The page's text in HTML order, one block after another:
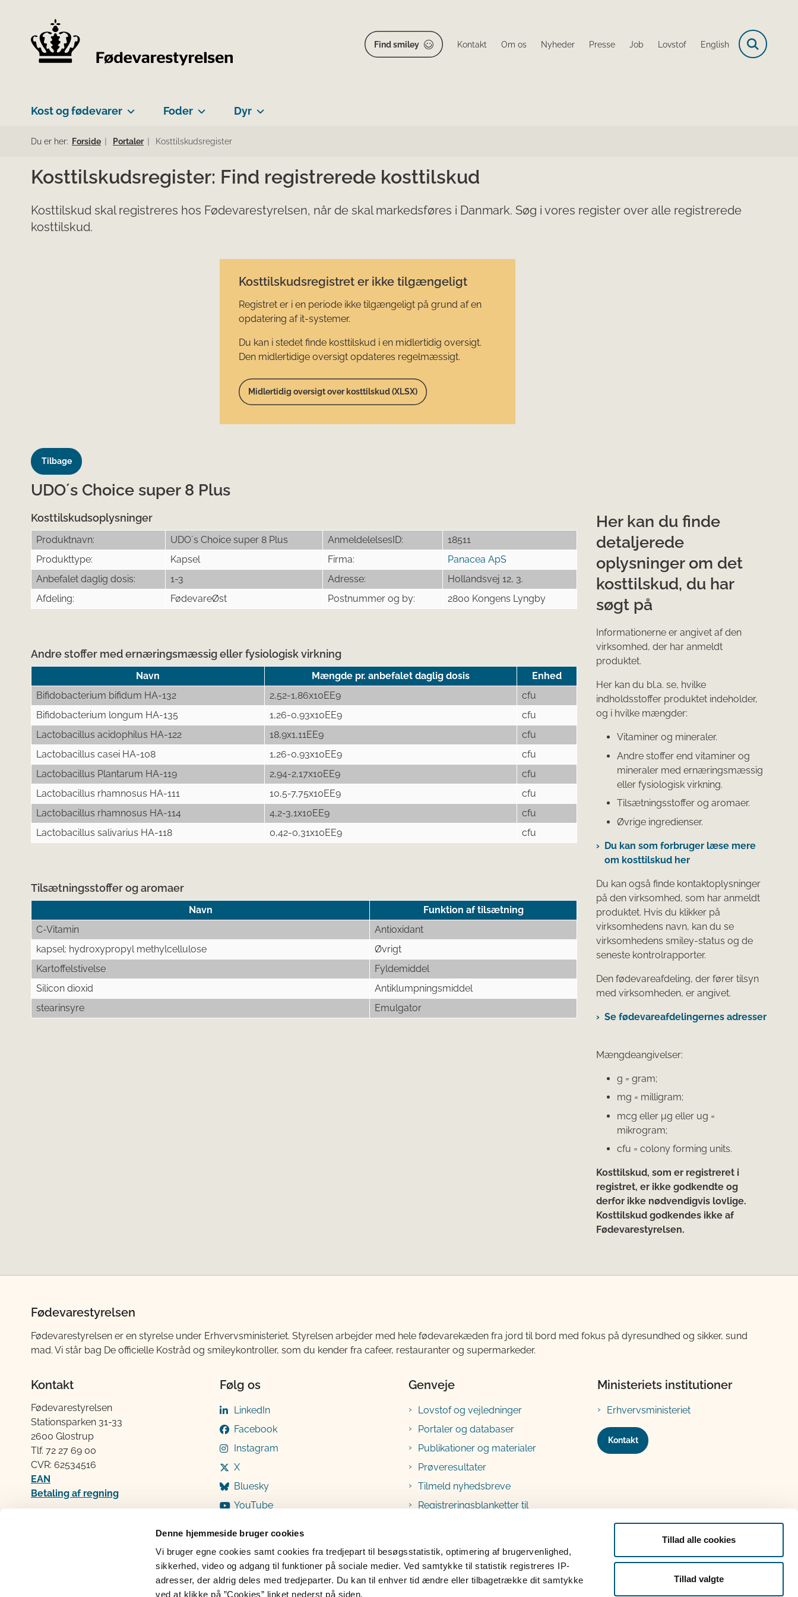
Denne hjemmeside bruger cookies
Vi bruger egne cookies samt cookies fra tredjepart til besøgsstatistik, optimering af brugervenlighed,
sikkerhed, video og adgang til funktioner på sociale medier. Ved samtykke til statistik registreres IP-
adresser, der aldrig deles med tredjeparter. Du kan til enhver tid ændre eller tilbagetrække dit samtykke
ved at klikke på ”Cookies” linket nederst på siden.
Tillad alle cookies
Tillad valgte
Find smiley Kontakt Om os Nyheder Presse Job Lovstof English
Kost og fødevarer Foder Dyr
Du er her: Forside Portaler Kosttilskudsregister
Kosttilskudsregister: Find registrerede kosttilskud
Kosttilskud skal registreres hos Fødevarestyrelsen, når de skal markedsføres i Danmark. Søg i vores register over alle registrerede
kosttilskud.
Kosttilskudsregistret er ikke tilgængeligt
Registret er i en periode ikke tilgængeligt på grund af en
opdatering af it-systemer.
Du kan i stedet finde kosttilskud i en midlertidig oversigt.
Den midlertidige oversigt opdateres regelmæssigt.
Midlertidig oversigt over kosttilskud (XLSX)
Tilbage
UDO´s Choice super 8 Plus
Kosttilskudsoplysninger
Produktnavn: UDO´s Choice super 8 Plus AnmeldelelsesID:
18511
Produkttype:
Kapsel Firma:
Panacea ApS
Anbefalet daglig dosis:
1-3 Adresse:
Hollandsvej 12, 3.
Afdeling:
FødevareØst Postnummer og by: 2800 Kongens Lyngby
Andre stoffer med ernæringsmæssig eller fysiologisk virkning
Navn Mængde pr. anbefalet daglig dosis
Enhed
Bifidobacterium bifidum HA-132
2,52-1,86x10EE9
cfu
Bifidobacterium longum HA-135
1,26-0,93x10EE9
cfu
Lactobacillus acidophilus HA-122
18,9x1,11EE9
cfu
Lactobacillus casei HA-108
1,26-0,93x10EE9
cfu
Lactobacillus Plantarum HA-119
2,94-2,17x10EE9
cfu
Lactobacillus rhamnosus HA-111
10,5-7,75x10EE9
cfu
Lactobacillus rhamnosus HA-114
4,2-3,1x10EE9
cfu
Lactobacillus salivarius HA-118
0,42-0,31x10EE9 cfu
Tilsætningsstoffer og aromaer
Navn
Funktion af tilsætning
C-Vitamin
Antioxidant
kapsel: hydroxypropyl methylcellulose
Øvrigt
Kartoffelstivelse
Fyldemiddel
Silicon dioxid
Antiklumpningsmiddel
stearinsyre
Emulgator
Her kan du finde
detaljerede
oplysninger om det
kosttilskud, du har
søgt på
Informationerne er angivet af den
virksomhed, der har anmeldt
produktet.
Her kan du bl.a. se, hvilke
indholdsstoffer produktet indeholder,
og i hvilke mængder:
Vitaminer og mineraler.
Andre stoffer end vitaminer og
mineraler med ernæringsmæssig
eller fysiologisk virkning.
Tilsætningsstoffer og aromaer.
Øvrige ingredienser.
Du kan som forbruger læse mere
om kosttilskud her
Du kan også finde kontaktoplysninger
på den virksomhed, som har anmeldt
produktet. Hvis du klikker på
virksomhedens navn, kan du se
virksomhedens smiley-status og de
seneste kontrolrapporter.
Den fødevareafdeling, der fører tilsyn
med virksomheden, er angivet.
Se fødevareafdelingernes adresser
Mængdeangivelser:
g = gram;
mg = milligram;
mcg eller μg eller ug =
mikrogram;
cfu = colony forming units.
Kosttilskud, som er registreret i
registret, er ikke godkendte og
derfor ikke nødvendigvis lovlige.
Kosttilskud godkendes ikke af
Fødevarestyrelsen.
Fødevarestyrelsen
Fødevarestyrelsen er en styrelse under Erhvervsministeriet. Styrelsen arbejder med hele fødevarekæden fra jord til bord med fokus på dyresundhed og sikker, sund
mad. Vi står bag De officielle Kostråd og smileykontroller, som du kender fra cafeer, restauranter og supermarkeder.
Kontakt
Fødevarestyrelsen
Stationsparken 31-33
2600 Glostrup
Tlf. 72 2​​​7 69 00
CVR: 62534516
EAN
Betaling af regning
Følg os
LinkedIn
Facebook
Instagram
X
Bluesky
YouTube
Genveje
Lovstof og vejledninger
Portaler og databaser
Publikationer og materialer
Prøveresultater
Tilmeld nyhedsbreve
Registreringsblanketter til
Ministeriets institutioner
Erhvervsministeriet
Kontakt